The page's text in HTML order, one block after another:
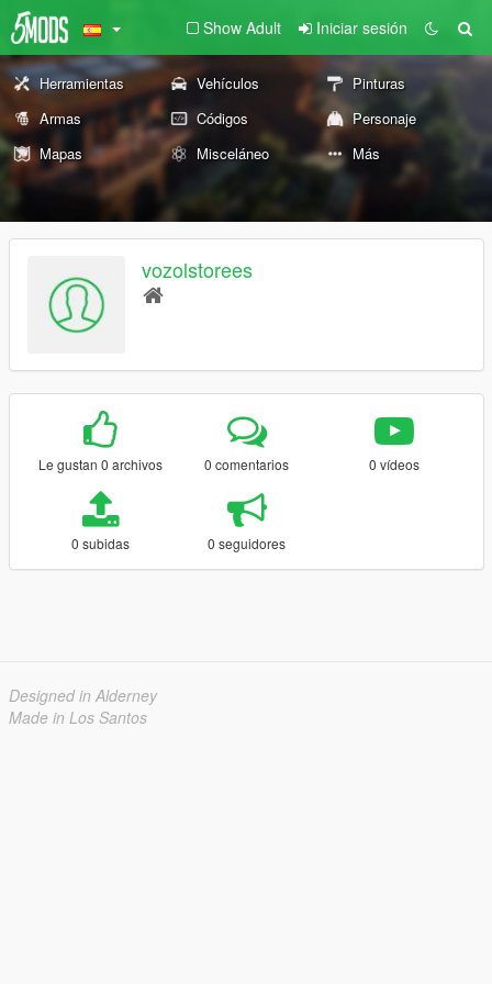
Show Adult Iniciar sesión
Herramientas Vehículos
Pinturas
Armas
Códigos
Personaje
Mapas
Misceláneo Más
vozolstorees
Le gustan 0 archivos 0 comentarios 0 vídeos
0 subidas 0 seguidores
Designed in Alderney
Made in Los Santos